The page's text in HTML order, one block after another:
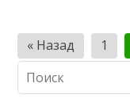
записей
« Назад 1